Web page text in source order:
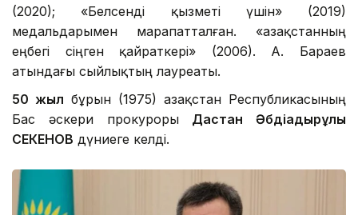
(2020); «Белсенді қызметі үшін» (2019)
медальдарымен марапатталған. «Қазақстанның
еңбегі сіңген қайраткері» (2006). А. Бараев
атындағы сыйлықтың лауреаты.
50 жыл бұрын (1975) Қазақстан Республикасының
Бас әскери прокуроры Дастан Әбдіқадырұлы
СЕКЕНОВ дүниеге келді.